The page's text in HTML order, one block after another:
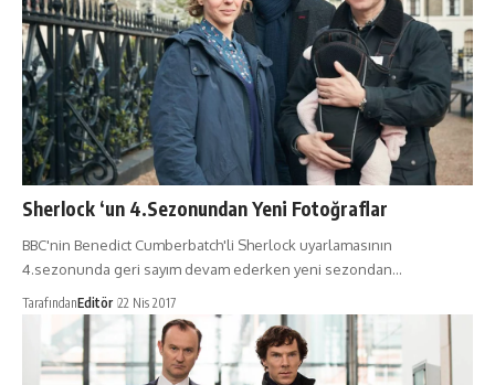
Sherlock ‘un 4.Sezonundan Yeni Fotoğraflar
BBC'nin Benedict Cumberbatch'li Sherlock uyarlamasının
4.sezonunda geri sayım devam ederken yeni sezondan…
TarafındanEditör 22 Nis 2017